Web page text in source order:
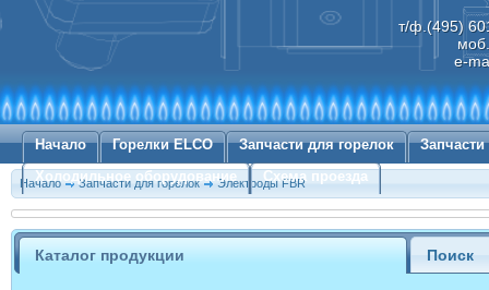
т/ф.(495)
e-
Начало Горелки ELCO Запчасти для горелок
Холодильное оборудование
Схема проезда
Начало Запчасти для горелок Электроды FBR
Каталог продукции Поиск